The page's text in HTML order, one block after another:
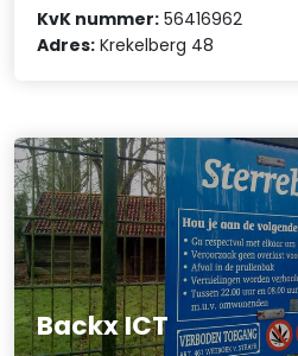
KvK nummer: 56416962
Adres: Krekelberg 48
Backx ICT